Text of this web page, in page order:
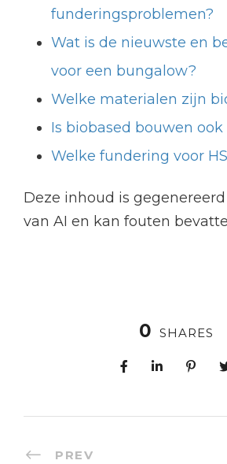
funderingsproblemen?
Wat is de nieuwste en
voor een bungalow?
Welke materialen zijn
Is biobased bouwen
Welke fundering voor
Deze inhoud is
van AI en kan fouten
0 SHARES
PREV